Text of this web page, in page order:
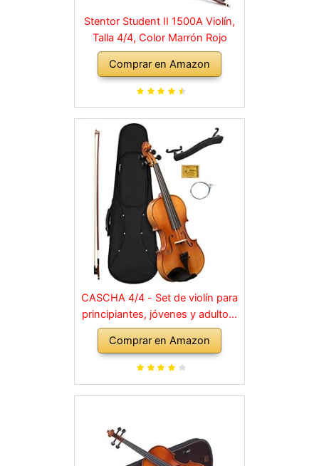
Stentor Student II 1500A Violín,
Talla 4/4, Color Marrón Rojo
Comprar en Amazon
CASCHA 4/4 - Set de violín para
principiantes, jóvenes y adultos,
violín macizo con arco, colofonia,
cuerdas de repuesto, soporte
para hombro, maletín, abeto
Comprar en Amazon